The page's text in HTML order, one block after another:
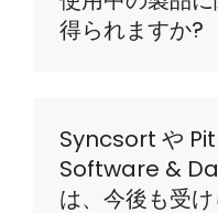
得られますか?
Syncsort や
Software &
は、今後も受